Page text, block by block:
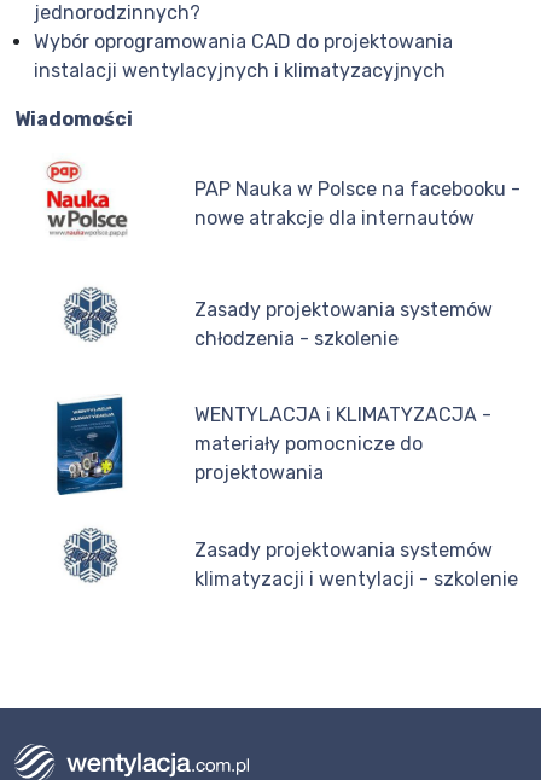
jednorodzinnych?
Wybór oprogramowania CAD do projektowania
instalacji wentylacyjnych i klimatyzacyjnych
Wiadomości
PAP Nauka w Polsce na facebooku -
nowe atrakcje dla internautów
Zasady projektowania systemów
chłodzenia - szkolenie
WENTYLACJA i KLIMATYZACJA -
materiały pomocnicze do
projektowania
Zasady projektowania systemów
klimatyzacji i wentylacji - szkolenie